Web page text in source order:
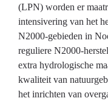
(LPN) worden er
intensivering van het
N2000-gebieden in
reguliere N2000-
extra hydrologische
kwaliteit van
het inrichten van